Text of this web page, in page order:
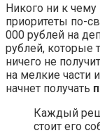
Никого ни к
приоритеты по-
000 рублей на
рублей, которые
ничего не
на мелкие части
начнет получать
Каждый
стоит его